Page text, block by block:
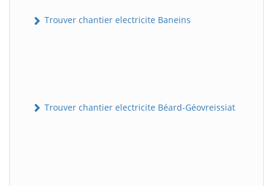
Trouver chantier electricite Baneins
Trouver chantier electricite Béard-Géovreissiat